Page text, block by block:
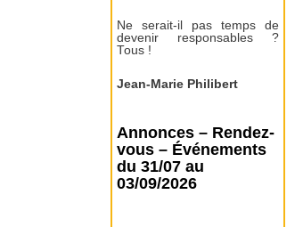
Ne serait-il pas temps de
devenir responsables ?
Tous !
Jean-Marie Philibert
Annonces – Rendez-
vous – Événements
du 31/07 au
03/09/2026